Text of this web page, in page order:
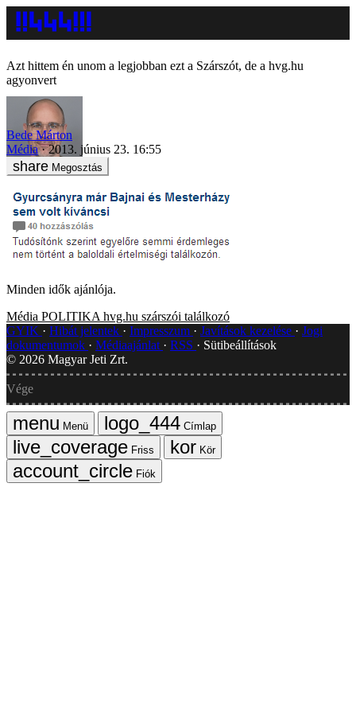
Azt hittem én unom a legjobban ezt a Szárszót, de a hvg.hu
agyonvert
Bede Márton
Média
2013. június 23. 16:55
Megosztás
Minden idők ajánlója.
Média POLITIKA hvg.hu szárszói találkozó
GYIK
Hibát jelentek Impresszum Javítások kezelése
Jogi
dokumentumok
Médiaajánlat RSS
Sütibeállítások
© 2026 Magyar Jeti Zrt.
Vége
Menü
Címlap
Friss
Kör
Fiók